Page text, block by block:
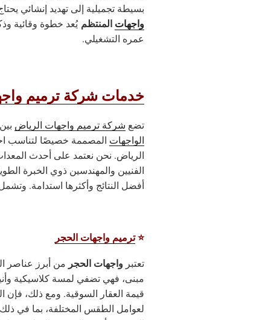
بسيطة تجميلية إلى تهديد إنشائي
واجهات المنتظم يُعد خطوة وقائية
عمره التشغيلي.
خدمات شركة ترميم
تضع شركة ترميم واجهات الرياض
الواجهات المصممة خصيصًا لتناسب
الرياض. نحن نعتمد على أحدث
الفنيين والمهندسين ذوي الخبرة
أفضل النتائج وأكثرها استدامة.
⭐ترميم واجهات الحجر
تعتبر واجهات الحجر من أبرز عناصر
مبنى، فهي تضفي لمسة كلاسيكية
قيمة العقار السوقية. ومع ذلك، فإن
لعوامل الطقس المختلفة، بما في ذلك